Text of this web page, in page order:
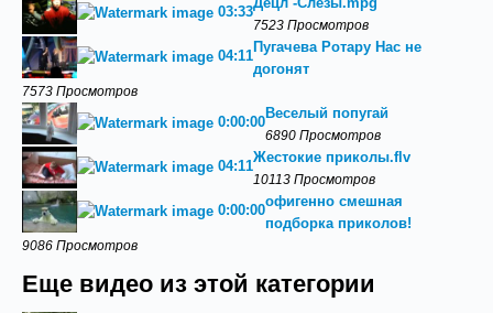
03:33
7523 Просмотров
04:11
Пугачева Ротару Нас не
догонят
7573 Просмотров
0:00:00
Веселый попугай
6890 Просмотров
04:11
Жестокие приколы.flv
10113 Просмотров
0:00:00
офигенно смешная
подборка приколов!
9086 Просмотров
Еще видео из этой категории